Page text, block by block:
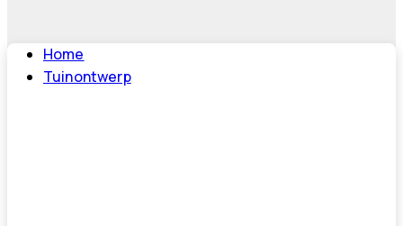
Home
Tuinontwerp